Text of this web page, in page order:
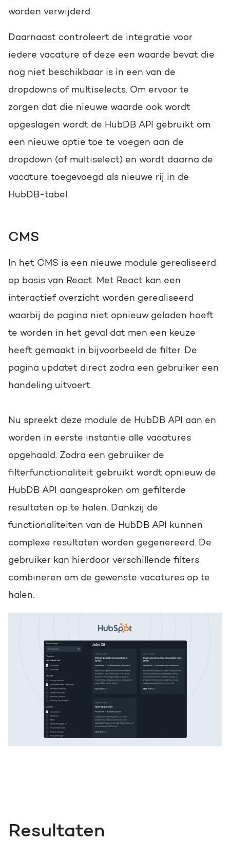
worden verwijderd.
Daarnaast controleert de integratie voor
iedere vacature of deze een waarde bevat die
nog niet beschikbaar is in een van de
dropdowns of multiselects. Om ervoor te
zorgen dat die nieuwe waarde ook wordt
opgeslagen wordt de HubDB API gebruikt om
een nieuwe optie toe te voegen aan de
dropdown (of multiselect) en wordt daarna de
vacature toegevoegd als nieuwe rij in de
HubDB-tabel.
CMS
In het CMS is een nieuwe module gerealiseerd
op basis van React. Met React kan een
interactief overzicht worden gerealiseerd
waarbij de pagina niet opnieuw geladen hoeft
te worden in het geval dat men een keuze
heeft gemaakt in bijvoorbeeld de filter. De
pagina updatet direct zodra een gebruiker een
handeling uitvoert.
Nu spreekt deze module de HubDB API aan en
worden in eerste instantie alle vacatures
opgehaald. Zodra een gebruiker de
filterfunctionaliteit gebruikt wordt opnieuw de
HubDB API aangesproken om gefilterde
resultaten op te halen. Dankzij de
functionaliteiten van de HubDB API kunnen
complexe resultaten worden gegenereerd. De
gebruiker kan hierdoor verschillende filters
combineren om de gewenste vacatures op te
halen.
Resultaten